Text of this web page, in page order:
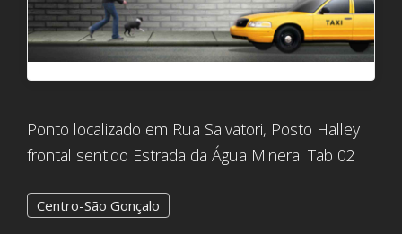
Ponto localizado em Rua Salvatori, Posto Halley
frontal sentido Estrada da Água Mineral Tab 02
Centro-São Gonçalo